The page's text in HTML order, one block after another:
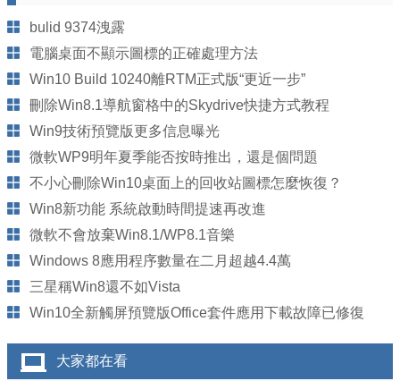
bulid 9374洩露
電腦桌面不顯示圖標的正確處理方法
Win10 Build 10240離RTM正式版“更近一步”
刪除Win8.1導航窗格中的Skydrive快捷方式教程
Win9技術預覽版更多信息曝光
微軟WP9明年夏季能否按時推出，還是個問題
不小心刪除Win10桌面上的回收站圖標怎麼恢復？
Win8新功能 系統啟動時間提速再改進
微軟不會放棄Win8.1/WP8.1音樂
Windows 8應用程序數量在二月超越4.4萬
三星稱Win8還不如Vista
Win10全新觸屏預覽版Office套件應用下載故障已修復
大家都在看